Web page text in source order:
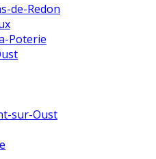
de-Redon
Poterie
sur-Oust